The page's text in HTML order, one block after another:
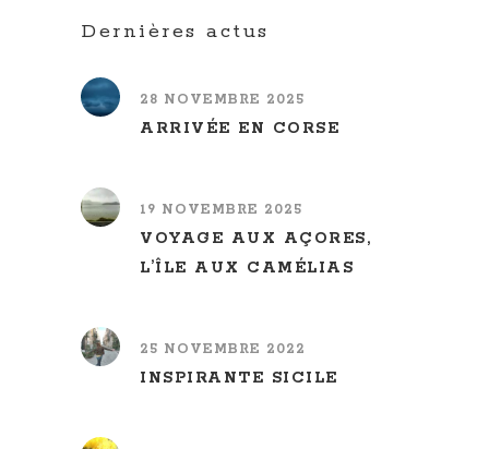
Dernières actus
28 NOVEMBRE 2025
ARRIVÉE EN CORSE
19 NOVEMBRE 2025
VOYAGE AUX AÇORES,
L’ÎLE AUX CAMÉLIAS
25 NOVEMBRE 2022
INSPIRANTE SICILE